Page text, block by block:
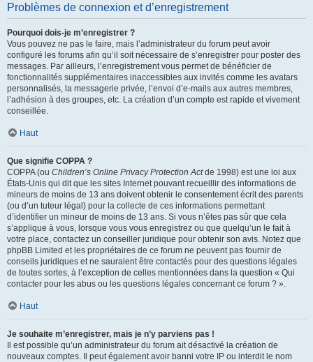
Problèmes de connexion et d’enregistrement
Pourquoi dois-je m’enregistrer ?
Vous pouvez ne pas le faire, mais l’administrateur du forum peut avoir
configuré les forums afin qu’il soit nécessaire de s’enregistrer pour poster des
messages. Par ailleurs, l’enregistrement vous permet de bénéficier de
fonctionnalités supplémentaires inaccessibles aux invités comme les avatars
personnalisés, la messagerie privée, l’envoi d’e-mails aux autres membres,
l’adhésion à des groupes, etc. La création d’un compte est rapide et vivement
conseillée.
Haut
Que signifie COPPA ?
COPPA (ou Children’s Online Privacy Protection Actde 1998) est une loi aux
États-Unis qui dit que les sites Internet pouvant recueillir des informations de
mineurs de moins de 13 ans doivent obtenir le consentement écrit des parents
(ou d’un tuteur légal) pour la collecte de ces informations permettant
d’identifier un mineur de moins de 13 ans. Si vous n’êtes pas sûr que cela
s’applique à vous, lorsque vous vous enregistrez ou que quelqu’un le fait à
votre place, contactez un conseiller juridique pour obtenir son avis. Notez que
phpBB Limited et les propriétaires de ce forum ne peuvent pas fournir de
conseils juridiques et ne sauraient être contactés pour des questions légales
de toutes sortes, à l’exception de celles mentionnées dans la question « Qui
contacter pour les abus ou les questions légales concernant ce forum ? ».
Haut
Je souhaite m’enregistrer, mais je n’y parviens pas !
Il est possible qu’un administrateur du forum ait désactivé la création de
nouveaux comptes. Il peut également avoir banni votre IP ou interdit le nom